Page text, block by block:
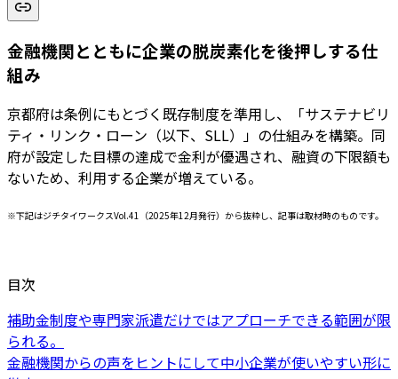
金融機関とともに企業の脱炭素化を後押しする仕
組み
京都府は条例にもとづく既存制度を準用し、「サステナビリ
ティ・リンク・ローン（以下、SLL）」の仕組みを構築。同
府が設定した目標の達成で金利が優遇され、融資の下限額も
ないため、利用する企業が増えている。
※下記はジチタイワークスVol.41（2025年12月発行）から抜粋し、記事は取材時のものです。
目次
補助金制度や専門家派遣だけではアプローチできる範囲が限
られる。
金融機関からの声をヒントにして中小企業が使いやすい形に